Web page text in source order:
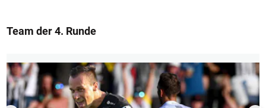
Team der 4. Runde
1/13